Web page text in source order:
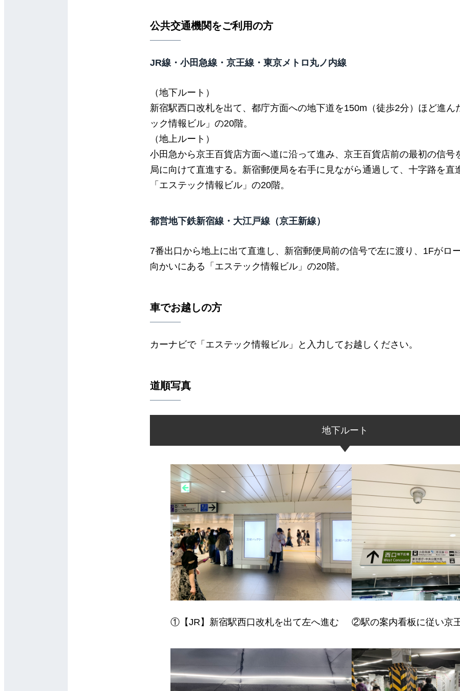
公共交通機関をご利用の方
JR線・小田急線・京王線・東京メトロ丸ノ内線
（地下ルート）
新宿駅西口改札を出て、都庁方面への地下道を150m（徒歩2分）ほど進ん
ック情報ビル」の20階。
（地上ルート）
小田急から京王百貨店方面へ道に沿って進み、京王百貨店前の最初の信号
局に向けて直進する。新宿郵便局を右手に見ながら通過して、十字路を直
「エステック情報ビル」の20階。
都営地下鉄新宿線・大江戸線（京王新線）
7番出口から地上に出て直進し、新宿郵便局前の信号で左に渡り、1Fがロ
向かいにある「エステック情報ビル」の20階。
車でお越しの方
カーナビで「エステック情報ビル」と入力してお越しください。
道順写真
地下ルート
①【JR】新宿駅西口改札を出て左へ進む ②駅の案内看板に従い京